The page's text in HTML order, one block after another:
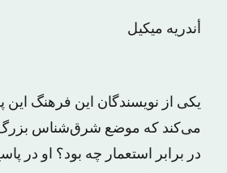
أندریه میکیل
یکی از نویسندگان این فرهنگ
می‌کند که موضع شرق‌شناس بزرگ
در برابر استعمار چه بود؟ او در